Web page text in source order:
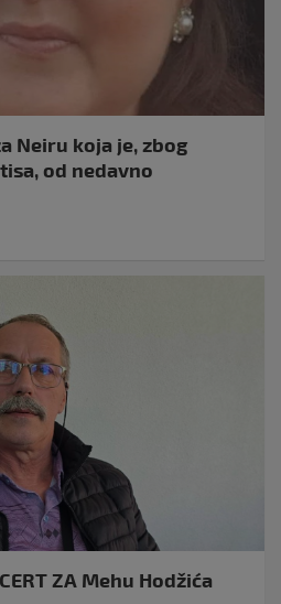
Neiru koja je, zbog
od nedavno
ZA Mehu Hodžića